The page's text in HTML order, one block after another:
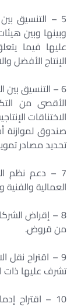
5 – التنسيق
وبينها وبين
عليها فيما
الإنتاج الأفضل
6 – التنسيق
الأقصى من
الاختناقات
صندوق لموازنة
تحديد مصادر
7 – دعم نظم
العمالية والفنية
8 – إقراض
من قروض.
9 – اقتراح
تشرف عليها ذات
10 –